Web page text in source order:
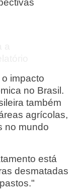
impacto
no Brasil.
também
agrícolas,
no mundo
está
desmatadas